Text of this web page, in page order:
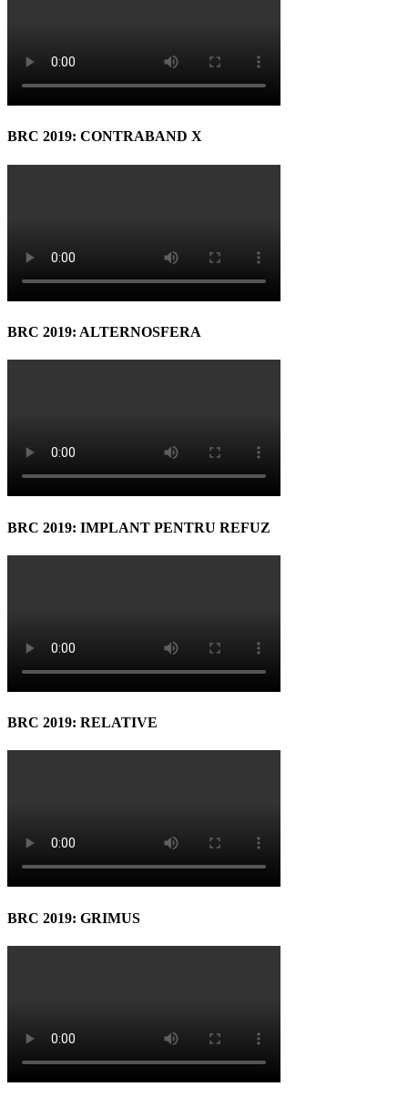
BRC 2019: CONTRABAND X
BRC 2019: ALTERNOSFERA
BRC 2019: IMPLANT PENTRU REFUZ
BRC 2019: RELATIVE
BRC 2019: GRIMUS